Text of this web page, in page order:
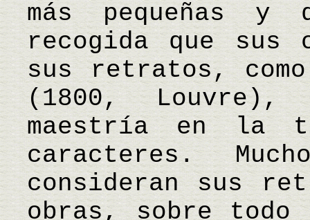
más pequeñas y
recogida que sus
sus retratos, como
(1800, Louvre),
maestría en la
caracteres.
consideran sus
obras, sobre todo